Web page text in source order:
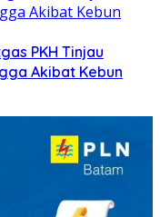
PKH Tinjau
Akibat Kebun